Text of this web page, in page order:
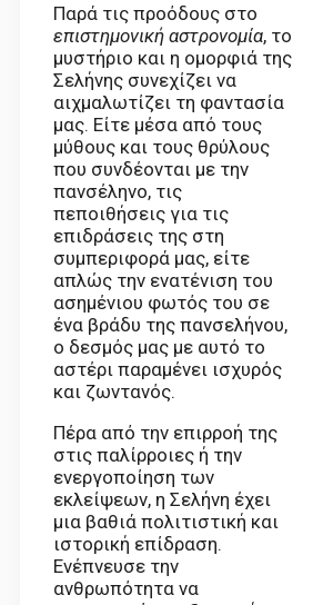
Παρά τις προόδους στο
επιστημονική αστρονομία, το
μυστήριο και η ομορφιά της
Σελήνης συνεχίζει να
αιχμαλωτίζει τη φαντασία
μας. Είτε μέσα από τους
μύθους και τους θρύλους
που συνδέονται με την
πανσέληνο, τις
πεποιθήσεις για τις
επιδράσεις της στη
συμπεριφορά μας, είτε
απλώς την ενατένιση του
ασημένιου φωτός του σε
ένα βράδυ της πανσελήνου,
ο δεσμός μας με αυτό το
αστέρι παραμένει ισχυρός
και ζωντανός.
Πέρα από την επιρροή της
στις παλίρροιες ή την
ενεργοποίηση των
εκλείψεων, η Σελήνη έχει
μια βαθιά πολιτιστική και
ιστορική επίδραση.
Ενέπνευσε την
ανθρωπότητα να